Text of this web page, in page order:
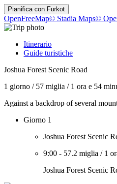
Pianifica con Furkot
OpenFreeMap© Stadia Maps©
Itinerario
Guide turistiche
Joshua Forest Scenic Road
1 giorno / 57 miglia / 1 ora e 54
Against a backdrop of several
Giorno 1
Joshua Forest Scenic
9:00 - 57.2 miglia / 1
Joshua Forest Scenic